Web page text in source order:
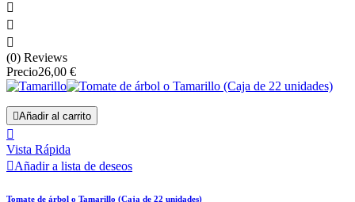



(0) Reviews
Precio26,00 €
Añadir al carrito

Vista Rápida
Añadir a lista de deseos
Tomate de árbol o Tamarillo (Caja de 22 unidades)